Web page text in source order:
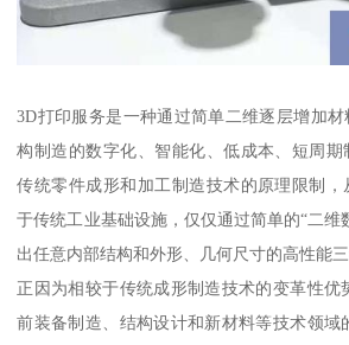
3D打印服务是一种通过简单二维逐层增加
构制造的数字化、智能化、低成本、短周期
传统零件成形和加工制造技术的原理限制
于传统工业基础设施，仅仅通过简单的“二维
出任意内部结构和外形、几何尺寸的高性能三
正因为相较于传统成形制造技术的变革性优
前装备制造、结构设计和新材料等技术领域